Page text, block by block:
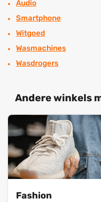
Audio
Smartphone
Witgoed
Wasmachines
Wasdrogers
Andere winkels
Fashion